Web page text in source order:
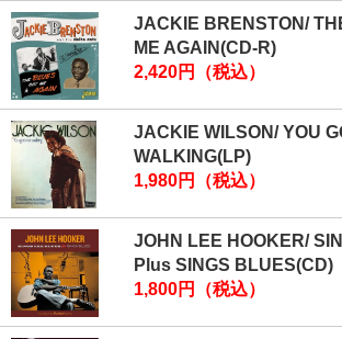
JACKIE BRENSTON/
ME AGAIN(CD-R)
2,420円（税込）
JACKIE WILSON/ YOU
WALKING(LP)
1,980円（税込）
JOHN LEE HOOKER/
Plus SINGS BLUES(CD)
1,800円（税込）